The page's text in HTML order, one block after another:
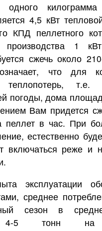
одного
4,5 кВт
КПД пеллетного
1
сжечь около
что для
теплопотерь,
погоды, дома
Вам придется
пеллет в час. При
естественно
включаться реже и
эксплуатации
среднее
сезон в
4-5 тонн на